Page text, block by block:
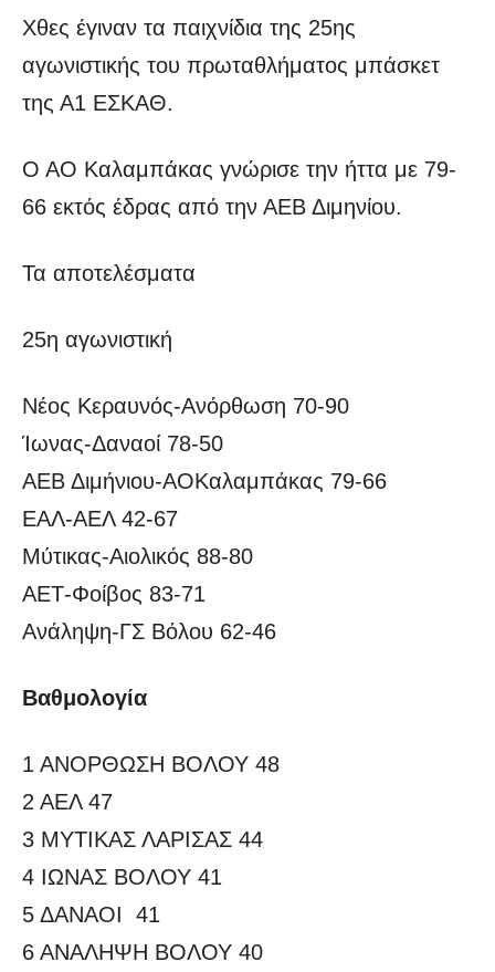
Χθες έγιναν τα παιχνίδια της 25ης
αγωνιστικής του πρωταθλήματος μπάσκετ
της Α1 ΕΣΚΑΘ.
Ο ΑΟ Καλαμπάκας γνώρισε την ήττα με 79-
66 εκτός έδρας από την ΑΕΒ Διμηνίου.
Τα αποτελέσματα
25η αγωνιστική
Νέος Κεραυνός-Ανόρθωση 70-90
Ίωνας-Δαναοί 78-50
ΑΕΒ Διμήνιου-ΑΟΚαλαμπάκας 79-66
ΕΑΛ-ΑΕΛ 42-67
Μύτικας-Αιολικός 88-80
ΑΕΤ-Φοίβος 83-71
Ανάληψη-ΓΣ Βόλου 62-46
Βαθμολογία
1 ΑΝΟΡΘΩΣΗ ΒΟΛΟΥ 48
2 ΑΕΛ 47
3 ΜΥΤΙΚΑΣ ΛΑΡΙΣΑΣ 44
4 ΙΩΝΑΣ ΒΟΛΟΥ 41
5 ΔΑΝΑΟΙ 41
6 ΑΝΑΛΗΨΗ ΒΟΛΟΥ 40